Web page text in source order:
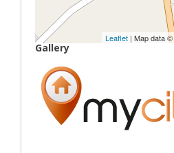
Leaflet | Map data ©
Gallery